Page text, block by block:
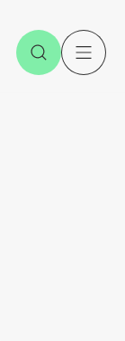
Suche